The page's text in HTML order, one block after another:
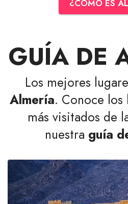
¿COMO ES
GUÍA DE
Los mejores
Almería. Conoce
más visitados de
nuestra guía